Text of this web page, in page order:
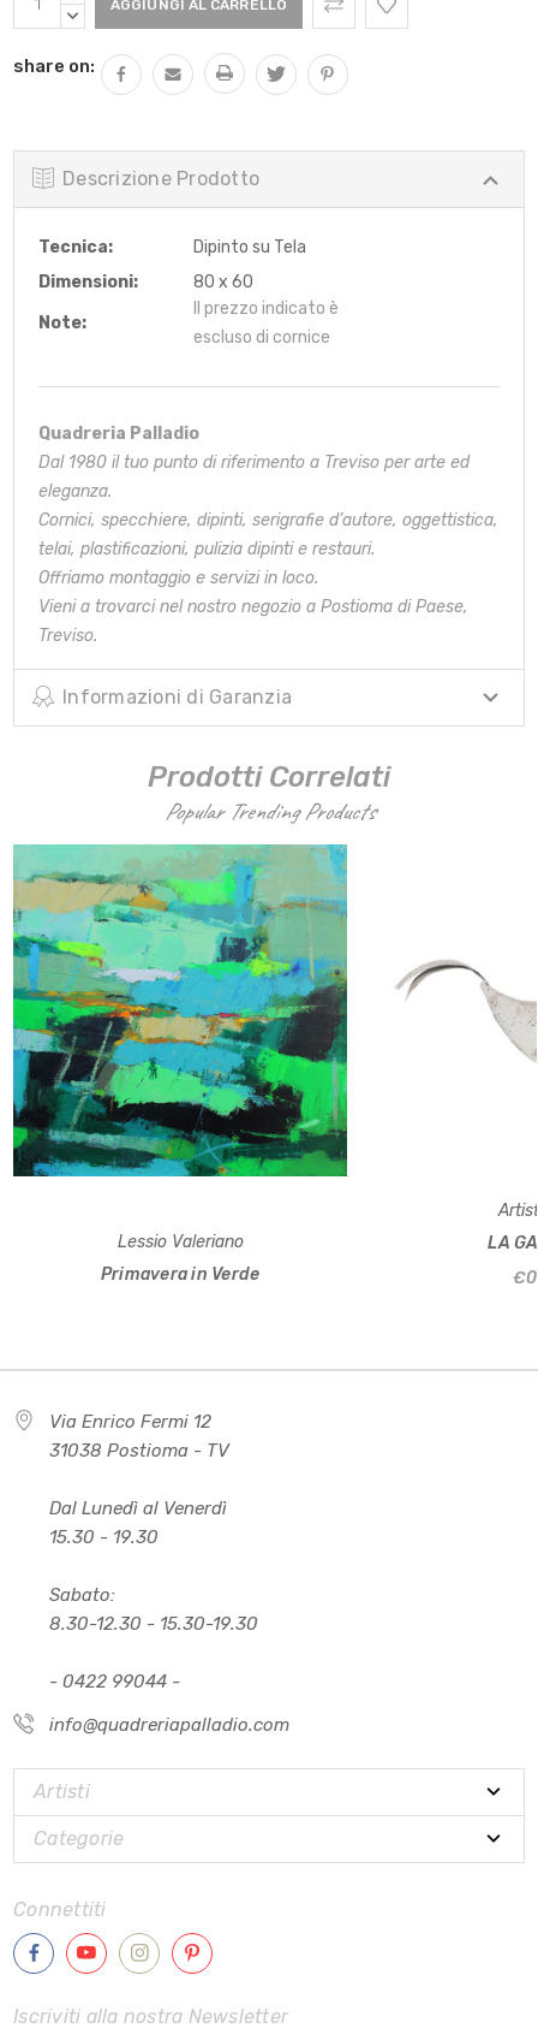
Attuale:QUANTITÀ:
DIMINUIRE
share on:
Descrizione Prodotto
Tecnica:
Dipinto su Tela
Dimensioni:
80 x 60
Note:
Il prezzo indicato è
escluso di cornice
Quadreria Palladio
Dal 1980 il tuo punto di riferimento a Treviso per arte ed
eleganza.
Cornici, specchiere, dipinti, serigrafie d’autore, oggettistica,
telai, plastificazioni, pulizia dipinti e restauri.
Offriamo montaggio e servizi in loco.
Vieni a trovarci nel nostro negozio a Postioma di Paese,
Treviso.
Informazioni di Garanzia
Prodotti Correlati
Popular Trending Products
Lessio Valeriano
Primavera in Verde
LA
Via Enrico Fermi 12
31038 Postioma - TV
Dal Lunedì al Venerdì
15.30 - 19.30
Sabato:
8.30-12.30 - 15.30-19.30
- 0422 99044 -
info@quadreriapalladio.com
Artisti
Categorie
Connettiti
Iscriviti alla nostra Newsletter